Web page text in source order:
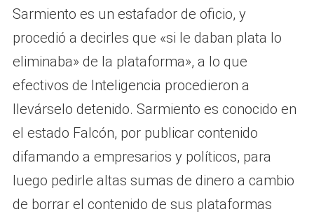
Sarmiento es un estafador de oficio, y
procedió a decirles que «si le daban plata lo
eliminaba» de la plataforma», a lo que
efectivos de Inteligencia procedieron a
llevárselo detenido. Sarmiento es conocido en
el estado Falcón, por publicar contenido
difamando a empresarios y políticos, para
luego pedirle altas sumas de dinero a cambio
de borrar el contenido de sus plataformas